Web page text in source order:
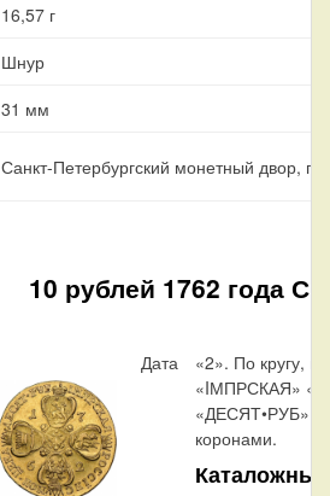
16,57 г
Шнур
31 мм
Санкт-Петербургский монетный двор, г.
10 рублей 1762 года
Дата
«2». По кругу,
«IМПРСКАЯ»
«ДЕСЯТ•РУБ»,
коронами.